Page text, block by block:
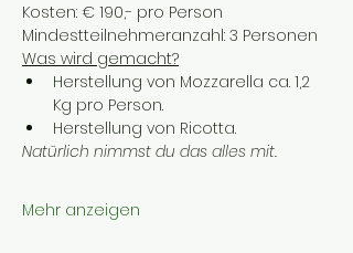
Kosten: € 190,- pro Person
Mindestteilnehmeranzahl: 3 Personen
Was wird gemacht?
Herstellung von Mozzarella ca. 1,2
Kg pro Person.
Herstellung von Ricotta.
Natürlich nimmst du das alles mit.
Mehr anzeigen